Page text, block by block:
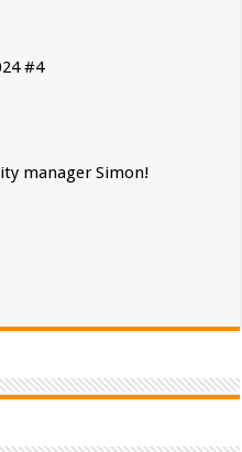
#4
manager Simon!